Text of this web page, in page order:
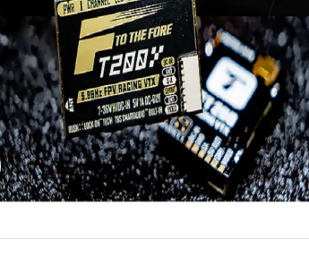
Haga clic para ampliar